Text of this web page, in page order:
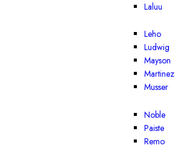
Laluu
Leho
Ludwig
Mayson
Martinez
Musser
Noble
Paiste
Remo